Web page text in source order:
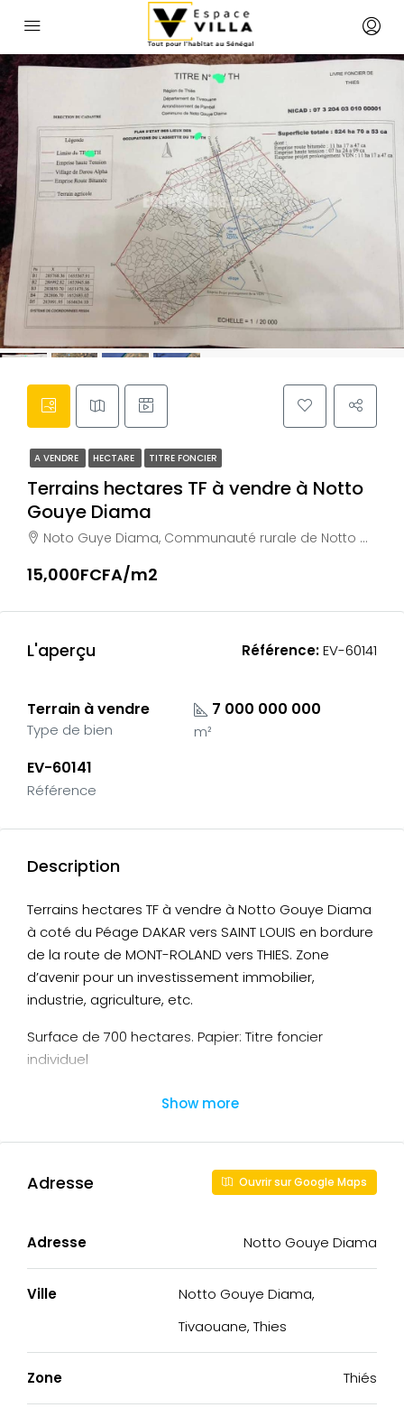
A VENDRE HECTARE TITRE FONCIER
Terrains hectares TF à vendre à Notto
Gouye Diama
Noto Guye Diama, Communauté rurale de Notto Gouye Diama, Arrondissement de Pambal, Département de Tivaouane, Région de Thiès, Sénégal
15,000FCFA/m2
L'aperçu Référence:EV-60141
Terrain à vendre
Type de bien
7 000 000 000
m²
EV-60141
Référence
Description
Terrains hectares TF à vendre à Notto Gouye Diama
à coté du Péage DAKAR vers SAINT LOUIS en bordure
de la route de MONT-ROLAND vers THIES. Zone
d’avenir pour un investissement immobilier,
industrie, agriculture, etc.
Surface de 700 hectares. Papier: Titre foncier
individuel
Prix: 15.000 Fcfa/m2 (négociable légèrement)
Show more
Adresse Ouvrir sur Google Maps
Adresse Notto Gouye Diama
Ville
Notto Gouye Diama,
Tivaouane, Thies
Zone Thiés